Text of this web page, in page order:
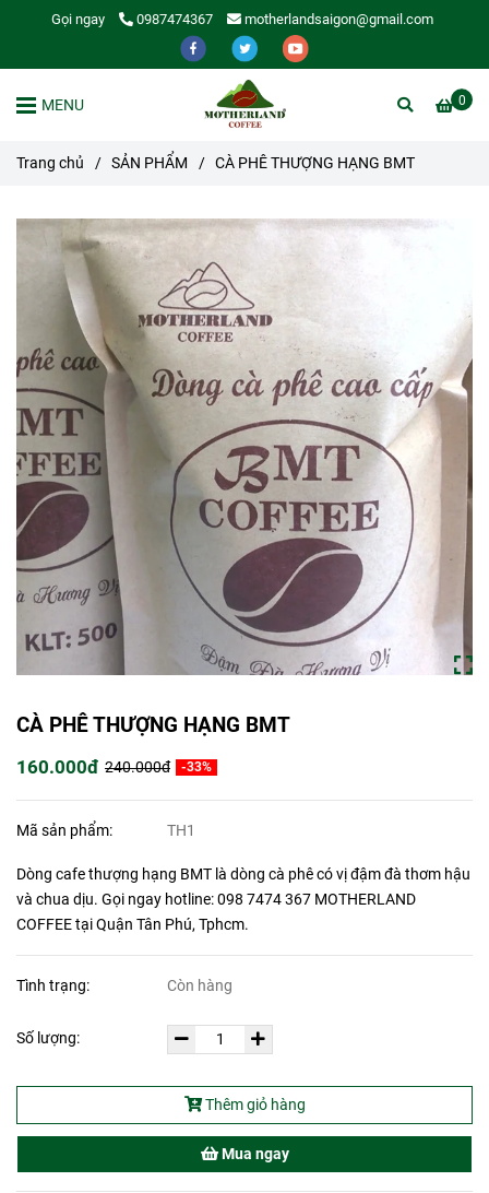
Gọi ngay 0987474367 motherlandsaigon@gmail.com
0
MENU
Trang chủ / SẢN PHẨM / CÀ PHÊ THƯỢNG HẠNG BMT
CÀ PHÊ THƯỢNG HẠNG BMT
160.000đ 240.000đ -33%
Mã sản phẩm: TH1
Dòng cafe thượng hạng BMT là dòng cà phê có vị đậm đà thơm hậu
và chua dịu. Gọi ngay hotline: 098 7474 367 MOTHERLAND
COFFEE tại Quận Tân Phú, Tphcm.
Tình trạng: Còn hàng
Số lượng:
Thêm giỏ hàng
Mua ngay